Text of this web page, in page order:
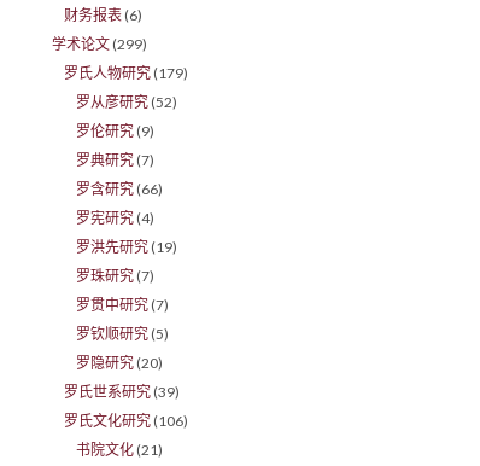
财务报表 (6)
学术论文 (299)
罗氏人物研究 (179)
罗从彦研究 (52)
罗伦研究 (9)
罗典研究 (7)
罗含研究 (66)
罗宪研究 (4)
罗洪先研究 (19)
罗珠研究 (7)
罗贯中研究 (7)
罗钦顺研究 (5)
罗隐研究 (20)
罗氏世系研究 (39)
罗氏文化研究 (106)
书院文化 (21)